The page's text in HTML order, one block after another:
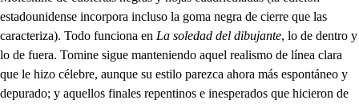
estadounidense incorpora incluso la goma negra de cierre que las
caracteriza). Todo funciona en La soledad del dibujante, lo de dentro y
lo de fuera. Tomine sigue manteniendo aquel realismo de línea clara
que le hizo célebre, aunque su estilo parezca ahora más espontáneo y
depurado; y aquellos finales repentinos e inesperados que hicieron de